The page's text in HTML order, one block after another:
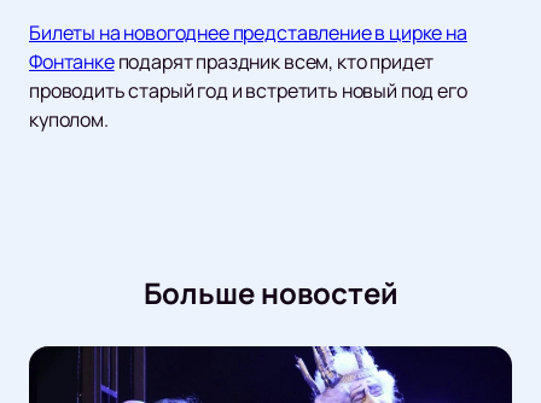
Билеты на новогоднее представление в цирке на
Фонтанкеподарят праздник всем, кто придет
проводить старый год и встретить новый под его
куполом.
Больше новостей